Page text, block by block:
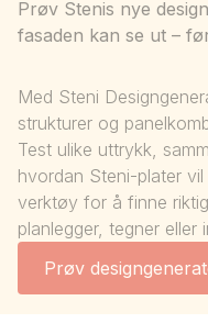
Prøv Stenis nye
fasaden kan se ut –
Med Steni
strukturer og
Test ulike uttrykk,
hvordan Steni-plater
verktøy for å finne
planlegger, tegner eller
Prøv